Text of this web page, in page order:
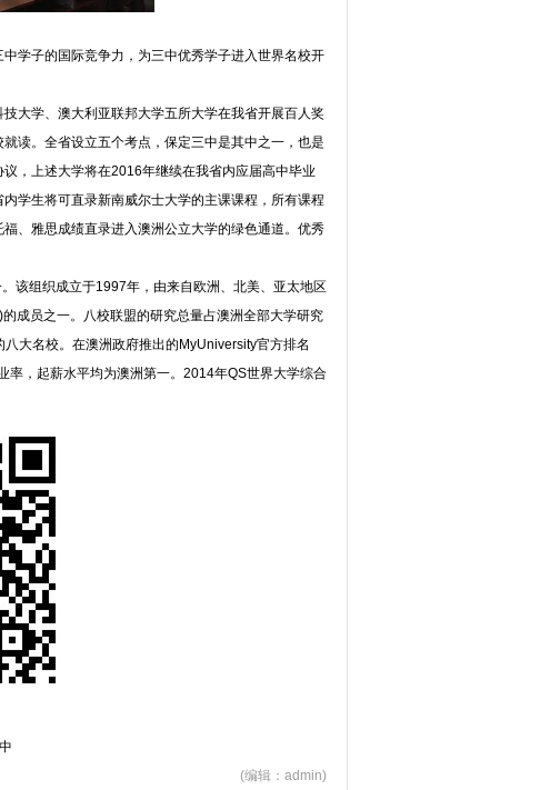
学子的国际竞争力，为三中优秀学子进入世界名校开
大学、澳大利亚联邦大学五所大学在我省开展百人奖
读。全省设立五个考点，保定三中是其中之一，也是
，上述大学将在2016年继续在我省内应届高中毕业
学生将可直录新南威尔士大学的主课课程，所有课程
、雅思成绩直录进入澳洲公立大学的绿色通道。优秀
该组织成立于1997年，由来自欧洲、北美、亚太地区
成员之一。八校联盟的研究总量占澳洲全部大学研究
大名校。在澳洲政府推出的MyUniversity官方排名
，起薪水平均为澳洲第一。2014年QS世界大学综合
(编辑：admin)